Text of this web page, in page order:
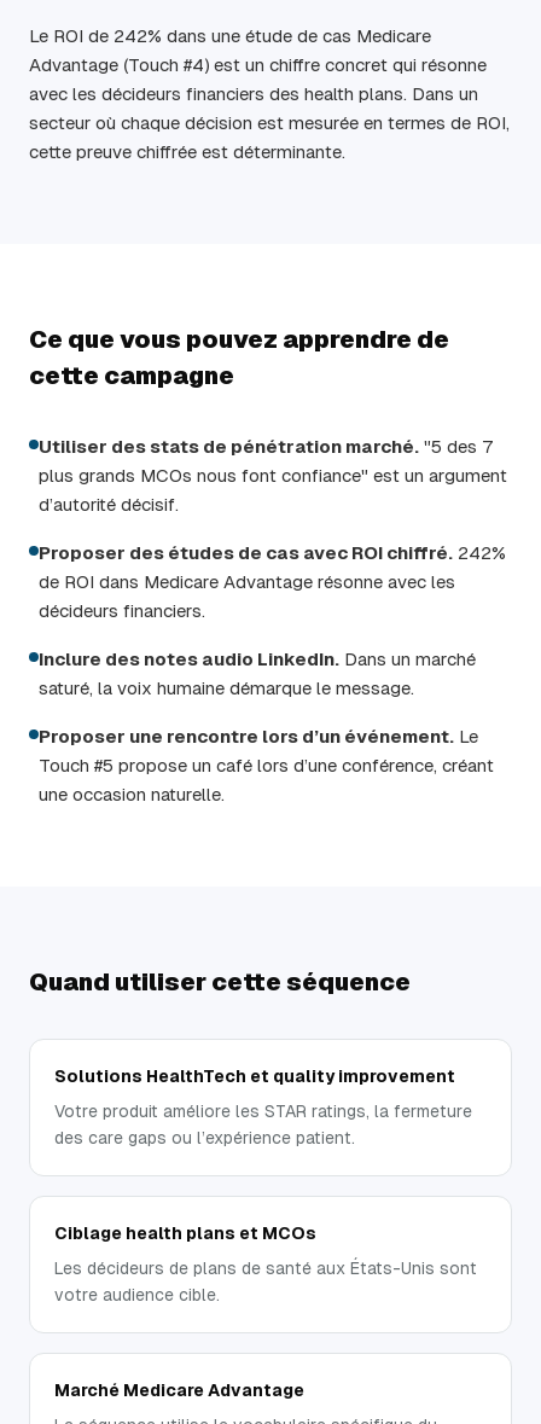
Le ROI de 242% dans une étude de cas Medicare
Advantage (Touch #4) est un chiffre concret qui résonne
avec les décideurs financiers des health plans. Dans un
secteur où chaque décision est mesurée en termes de ROI,
cette preuve chiffrée est déterminante.
Ce que vous pouvez apprendre de
cette campagne
Utiliser des stats de pénétration marché. "5 des 7
plus grands MCOs nous font confiance" est un argument
d’autorité décisif.
Proposer des études de cas avec ROI chiffré. 242%
de ROI dans Medicare Advantage résonne avec les
décideurs financiers.
Inclure des notes audio LinkedIn. Dans un marché
saturé, la voix humaine démarque le message.
Proposer une rencontre lors d’un événement. Le
Touch #5 propose un café lors d’une conférence, créant
une occasion naturelle.
Quand utiliser cette séquence
Solutions HealthTech et quality improvement
Votre produit améliore les STAR ratings, la fermeture
des care gaps ou l’expérience patient.
Ciblage health plans et MCOs
Les décideurs de plans de santé aux États-Unis sont
votre audience cible.
Marché Medicare Advantage